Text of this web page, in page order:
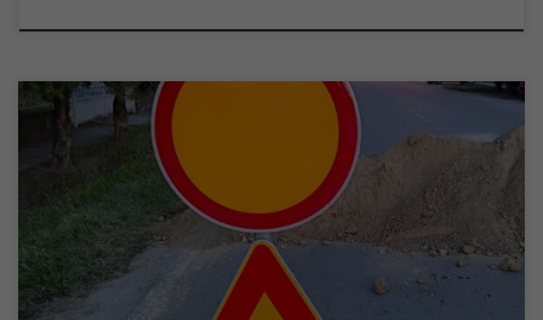
Због извођења радова ЈКП „Водовод и канализација“ на
водоводним прикључцима, данас до 15 часова биће за
саобраћај затворен део улице Светозара Марковића у
строгом центру града. У оквиру Прве фазе реконструкције
водоводне мреже завршени су радови на замени око 20 км
цеви старијих од 50 година и у току су […]